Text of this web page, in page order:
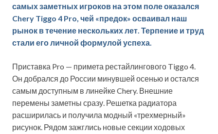
самых заметных игроков на этом поле оказался
Chery Tiggo 4 Pro, чей «предок» осваивал наш
рынок в течение нескольких лет. Терпение и труд
стали его личной формулой успеха.
Приставка Pro — примета рестайлингового Tiggo 4.
Он добрался до России минувшей осенью и остался
самым доступным в линейке Chery. Внешние
перемены заметны сразу. Решетка радиатора
расширилась и получила модный «трехмерный»
рисунок. Рядом зажглись новые секции ходовых